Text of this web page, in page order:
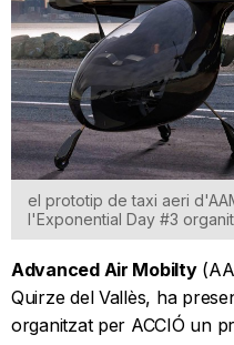
el prototip de taxi aeri
l'Exponential Day #3
Advanced Air Mobilty
Quirze del Vallès, ha
organitzat per ACCIÓ un